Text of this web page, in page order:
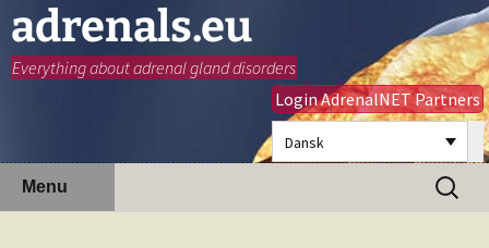
adrenals.eu
Everything about adrenal gland disorders
Login AdrenalNET Partners
Dansk
Menu
Søg
efter: